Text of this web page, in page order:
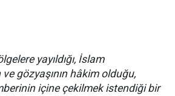
yayıldığı, İslam
gözyaşının hâkim olduğu,
içine çekilmek istendiği bir